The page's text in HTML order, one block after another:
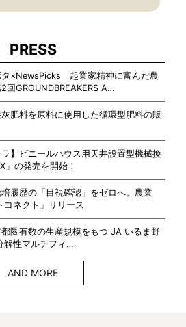
PRESS
タ×NewsPicks 起業家精神に富んだ農
回GROUNDBREAKERS A…
灰肥料を原料に使用した循環型肥料の販
ラ】ビニールハウス用天井設置型機械換
」の発売を開始！
培履歴の「目視確認」をゼロへ。農業
コネクト」リリース
都圏有数の生産規模をもつ JA いるま野
解性マルチフィ…
AND MORE